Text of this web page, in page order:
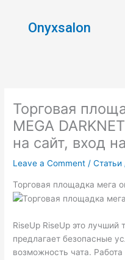
contentOnyxsalon
Торговая
MEGA
на сайт, вход
Leave a Comment /Статьи
Торговая площадка мега
RiseUp RiseUp это лучший
предлагает безопасные
возможность чата.